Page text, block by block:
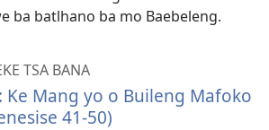
ba batlhano ba mo Baebeleng.
TSA BANA
Ke Mang yo o Buileng Mafoko
41-50)